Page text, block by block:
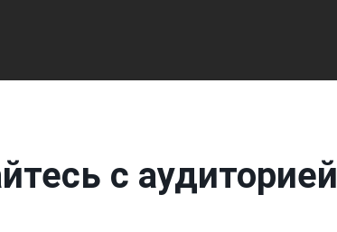
с аудиторией